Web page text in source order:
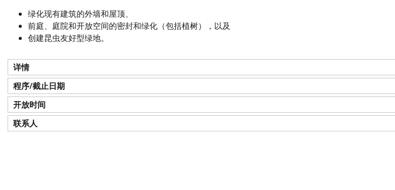
绿化现有建筑的外墙和屋顶、
前庭、庭院和开放空间的密封和绿化（包括植树），以及
创建昆虫友好型绿地。
详情
程序/截止日期
开放时间
联系人